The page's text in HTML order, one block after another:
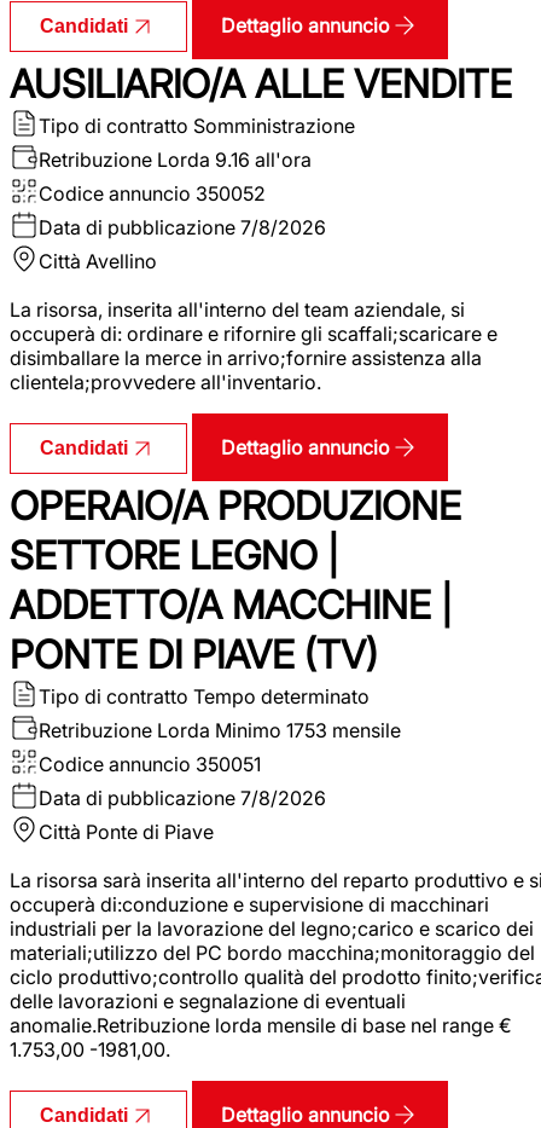
Candidati Dettaglio annuncio
AUSILIARIO/A ALLE VENDITE
Tipo di contratto Somministrazione
Retribuzione Lorda 9.16 all'ora
Codice annuncio 350052
Data di pubblicazione 7/8/2026
Città Avellino
La risorsa, inserita all'interno del team aziendale, si
occuperà di: ordinare e rifornire gli scaffali;scaricare e
disimballare la merce in arrivo;fornire assistenza alla
clientela;provvedere all'inventario.
Candidati Dettaglio annuncio
OPERAIO/A PRODUZIONE
SETTORE LEGNO |
ADDETTO/A MACCHINE |
PONTE DI PIAVE (TV)
Tipo di contratto Tempo determinato
Retribuzione Lorda Minimo 1753 mensile
Codice annuncio 350051
Data di pubblicazione 7/8/2026
Città Ponte di Piave
La risorsa sarà inserita all'interno del reparto produttivo e
occuperà di:conduzione e supervisione di macchinari
industriali per la lavorazione del legno;carico e scarico dei
materiali;utilizzo del PC bordo macchina;monitoraggio del
ciclo produttivo;controllo qualità del prodotto
delle lavorazioni e segnalazione di eventuali
anomalie.Retribuzione lorda mensile di base nel range €
1.753,00 -1981,00.
Candidati Dettaglio annuncio